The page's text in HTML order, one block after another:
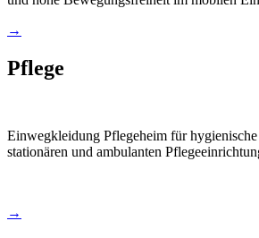
→
Pflege
Einwegkleidung Pflegeheim für
stationären und ambulanten
→